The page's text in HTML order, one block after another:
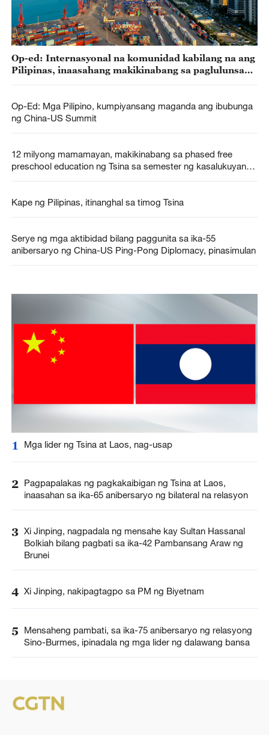
Op-ed: Internasyonal na komunidad kabilang na ang
Pilipinas, inaasahang makikinabang sa paglulunsad
Op-Ed: Mga Pilipino, kumpiyansang maganda ang ibubunga
ng China-US Summit
12 milyong mamamayan, makikinabang sa phased free
preschool education ng Tsina sa semester ng kasalukuyang
Kape ng Pilipinas, itinanghal sa timog Tsina
Serye ng mga aktibidad bilang paggunita sa ika-55
anibersaryo ng China-US Ping-Pong Diplomacy, pinasimulan
1 Mga lider ng Tsina at Laos, nag-usap
2 Pagpapalakas ng pagkakaibigan ng Tsina at Laos,
inaasahan sa ika-65 anibersaryo ng bilateral na relasyon
3 Xi Jinping, nagpadala ng mensahe kay Sultan Hassanal
Bolkiah bilang pagbati sa ika-42 Pambansang Araw ng
Brunei
4 Xi Jinping, nakipagtagpo sa PM ng Biyetnam
5
Mensaheng pambati, sa ika-75 anibersaryo ng relasyong
Sino-Burmes, ipinadala ng mga lider ng dalawang bansa